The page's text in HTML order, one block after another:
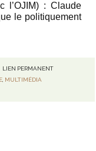
l’OJIM) : Claude
le politiquement
LIEN PERMANENT
, MULTIMÉDIA